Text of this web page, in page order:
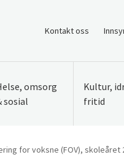
Kontakt oss
omsorg
sosial
Kultur,
fritid
for voksne (FOV), skoleåret